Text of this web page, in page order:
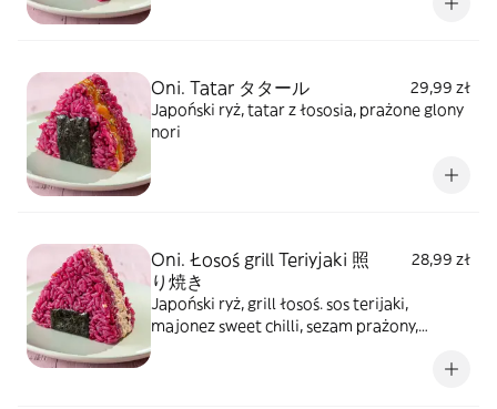
Oni. Tatar タタール
29,99 zł
Japoński ryż, tatar z łososia, prażone glony
nori
Oni. Łosoś grill Teriyjaki 照
り焼き
28,99 zł
Japoński ryż, grill łosoś. sos terijaki,
majonez sweet chilli, sezam prażony,